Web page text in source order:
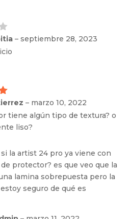
– septiembre 28, 2023
– marzo 10, 2022
tiene algún tipo de textura? o
liso?
la artist 24 pro ya viene con
protector? es que veo que la
lamina sobrepuesta pero la
seguro de qué es